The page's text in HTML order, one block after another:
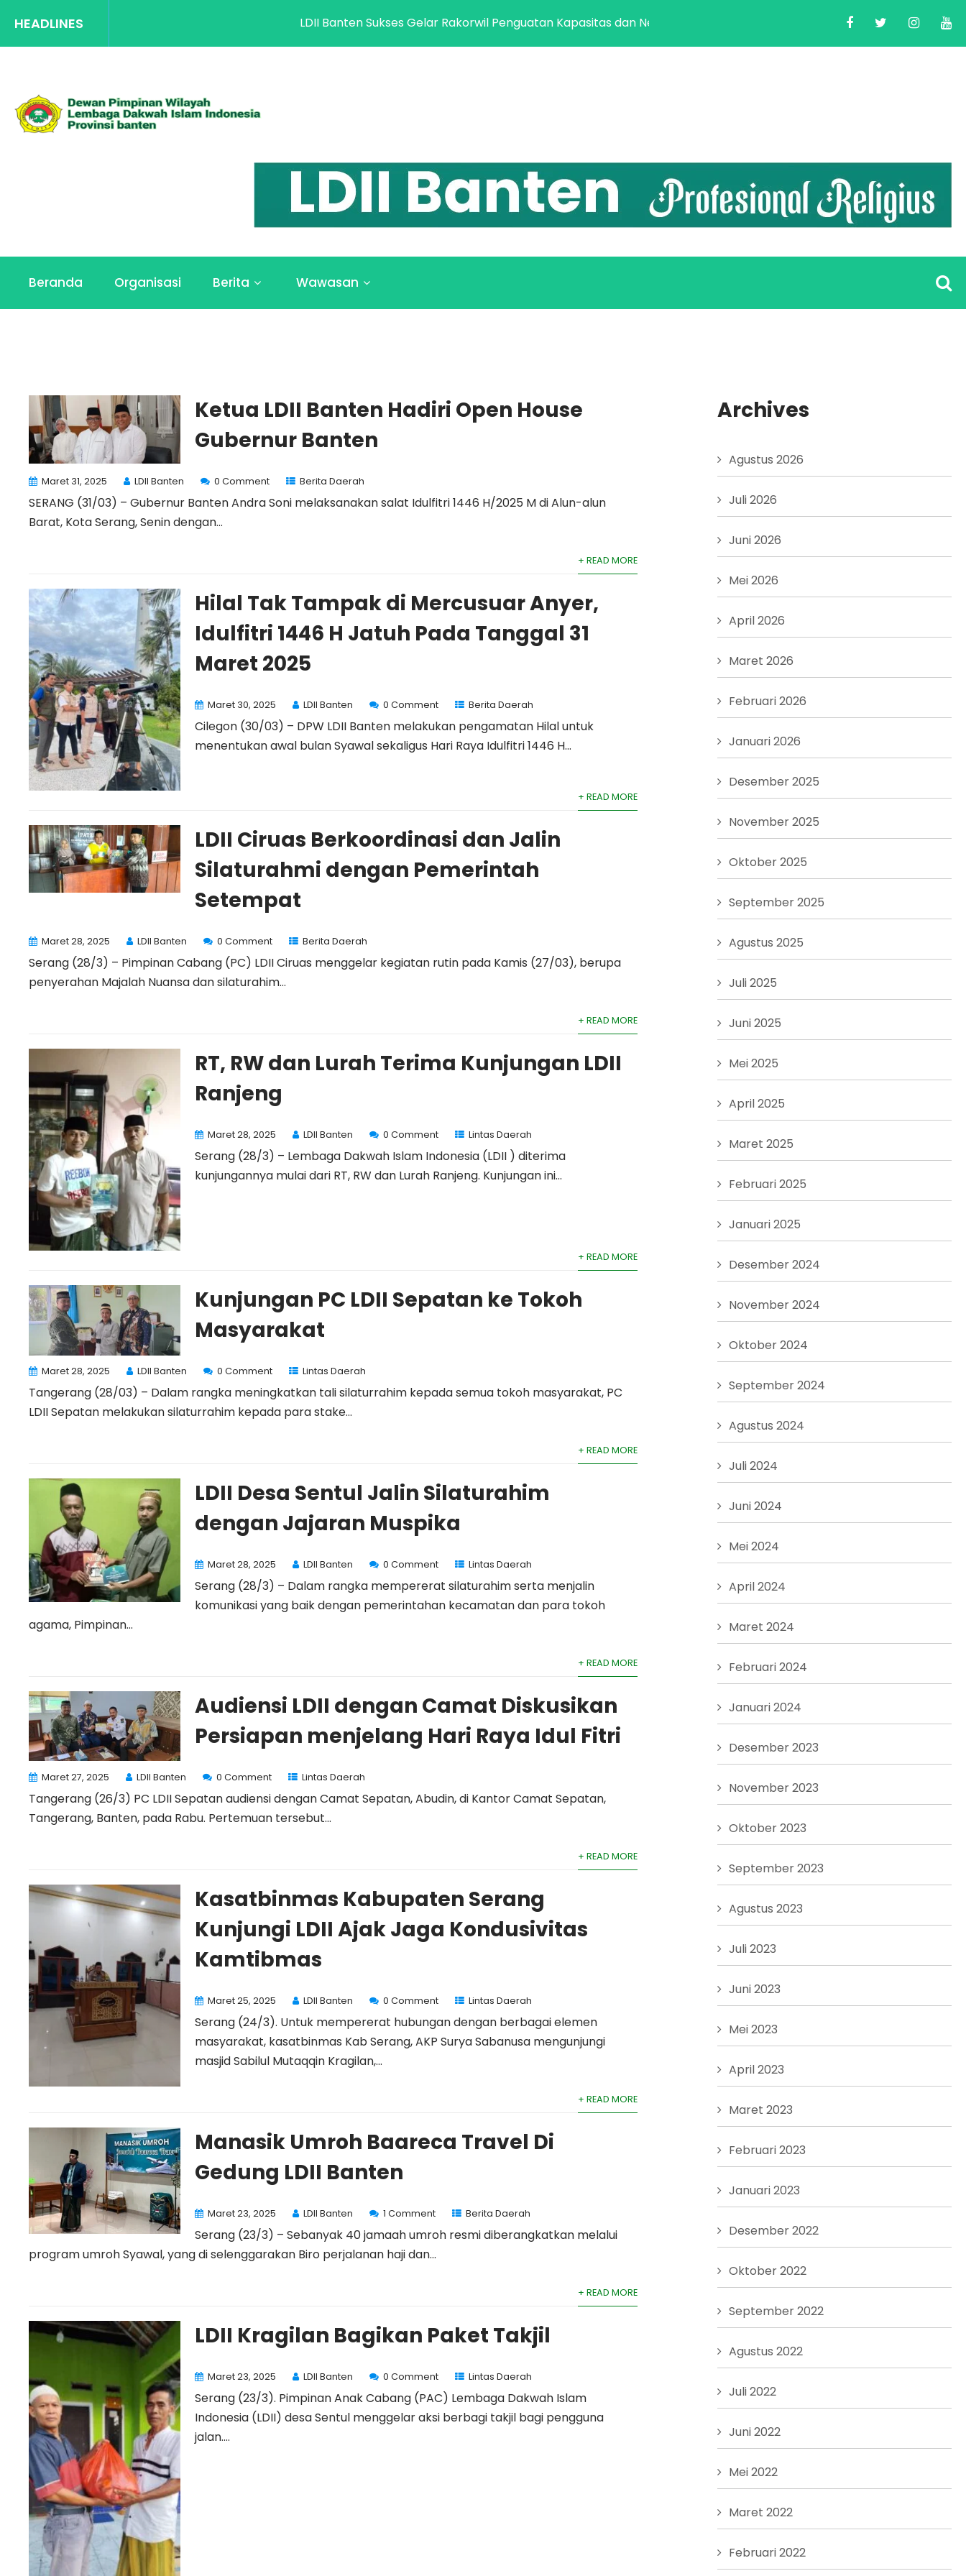
HEADLINES LDII Banten Sukses Gelar Rakorwil Penguatan Kapasitas dan Netralitas Pilkada 2024 LDII Banten Helat Acara Peningkatan
Beranda Organisasi Berita Wawasan
Ketua LDII Banten Hadiri Open House
Gubernur Banten
Maret 31, 2025 LDII Banten 0 Comment Berita Daerah
SERANG (31/03) – Gubernur Banten Andra Soni melaksanakan salat Idulfitri 1446 H/2025 M di Alun-alun
Barat, Kota Serang, Senin dengan...
+ READ MORE
Hilal Tak Tampak di Mercusuar Anyer,
Idulfitri 1446 H Jatuh Pada Tanggal 31
Maret 2025
Maret 30, 2025 LDII Banten 0 Comment Berita Daerah
Cilegon (30/03) – DPW LDII Banten melakukan pengamatan Hilal untuk
menentukan awal bulan Syawal sekaligus Hari Raya Idulfitri 1446 H...
+ READ MORE
LDII Ciruas Berkoordinasi dan Jalin
Silaturahmi dengan Pemerintah
Setempat
Maret 28, 2025 LDII Banten 0 Comment Berita Daerah
Serang (28/3) – Pimpinan Cabang (PC) LDII Ciruas menggelar kegiatan rutin pada Kamis (27/03), berupa
penyerahan Majalah Nuansa dan silaturahim...
+ READ MORE
RT, RW dan Lurah Terima Kunjungan LDII
Ranjeng
Maret 28, 2025 LDII Banten 0 Comment Lintas Daerah
Serang (28/3) – Lembaga Dakwah Islam Indonesia (LDII ) diterima
kunjungannya mulai dari RT, RW dan Lurah Ranjeng. Kunjungan ini...
+ READ MORE
Kunjungan PC LDII Sepatan ke Tokoh
Masyarakat
Maret 28, 2025 LDII Banten 0 Comment Lintas Daerah
Tangerang (28/03) – Dalam rangka meningkatkan tali silaturrahim kepada semua tokoh masyarakat, PC
LDII Sepatan melakukan silaturrahim kepada para stake...
+ READ MORE
LDII Desa Sentul Jalin Silaturahim
dengan Jajaran Muspika
Maret 28, 2025 LDII Banten 0 Comment Lintas Daerah
Serang (28/3) – Dalam rangka mempererat silaturahim serta menjalin
komunikasi yang baik dengan pemerintahan kecamatan dan para tokoh
agama, Pimpinan...
+ READ MORE
Audiensi LDII dengan Camat Diskusikan
Persiapan menjelang Hari Raya Idul Fitri
Maret 27, 2025 LDII Banten 0 Comment Lintas Daerah
Tangerang (26/3) PC LDII Sepatan audiensi dengan Camat Sepatan, Abudin, di Kantor Camat Sepatan,
Tangerang, Banten, pada Rabu. Pertemuan tersebut...
+ READ MORE
Kasatbinmas Kabupaten Serang
Kunjungi LDII Ajak Jaga Kondusivitas
Kamtibmas
Maret 25, 2025 LDII Banten 0 Comment Lintas Daerah
Serang (24/3). Untuk mempererat hubungan dengan berbagai elemen
masyarakat, kasatbinmas Kab Serang, AKP Surya Sabanusa mengunjungi
masjid Sabilul Mutaqqin Kragilan,...
+ READ MORE
Manasik Umroh Baareca Travel Di
Gedung LDII Banten
Maret 23, 2025 LDII Banten 1 Comment Berita Daerah
Serang (23/3) – Sebanyak 40 jamaah umroh resmi diberangkatkan melalui
program umroh Syawal, yang di selenggarakan Biro perjalanan haji dan...
+ READ MORE
LDII Kragilan Bagikan Paket Takjil
Maret 23, 2025 LDII Banten 0 Comment Lintas Daerah
Serang (23/3). Pimpinan Anak Cabang (PAC) Lembaga Dakwah Islam
Indonesia (LDII) desa Sentul menggelar aksi berbagi takjil bagi pengguna
jalan....
Archives
Agustus 2026
Juli 2026
Juni 2026
Mei 2026
April 2026
Maret 2026
Februari 2026
Januari 2026
Desember 2025
November 2025
Oktober 2025
September 2025
Agustus 2025
Juli 2025
Juni 2025
Mei 2025
April 2025
Maret 2025
Februari 2025
Januari 2025
Desember 2024
November 2024
Oktober 2024
September 2024
Agustus 2024
Juli 2024
Juni 2024
Mei 2024
April 2024
Maret 2024
Februari 2024
Januari 2024
Desember 2023
November 2023
Oktober 2023
September 2023
Agustus 2023
Juli 2023
Juni 2023
Mei 2023
April 2023
Maret 2023
Februari 2023
Januari 2023
Desember 2022
Oktober 2022
September 2022
Agustus 2022
Juli 2022
Juni 2022
Mei 2022
Maret 2022
Februari 2022